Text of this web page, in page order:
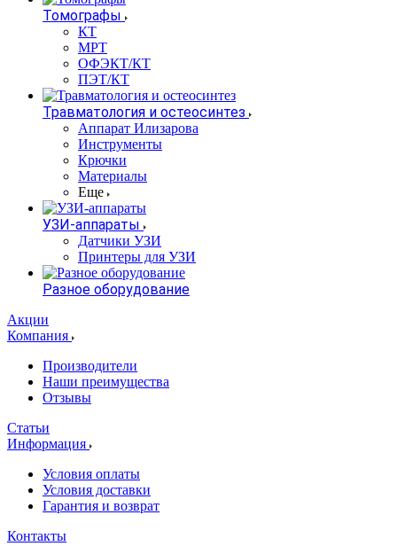
Томографы
КТ
МРТ
ОФЭКТ/КТ
ПЭТ/КТ
Травматология и остеосинтез
Аппарат Илизарова
Инструменты
Крючки
Материалы
Еще
УЗИ-аппараты
Датчики УЗИ
Принтеры для УЗИ
Разное оборудование
Акции
Компания
Производители
Наши преимущества
Отзывы
Статьи
Информация
Условия оплаты
Условия доставки
Гарантия и возврат
Контакты